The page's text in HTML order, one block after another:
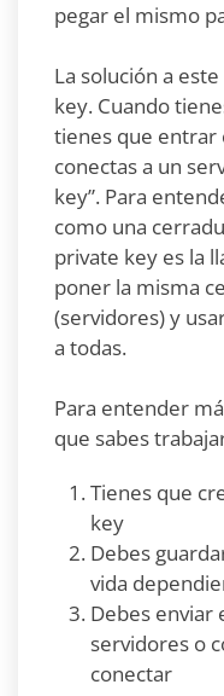
pegar el mismo
La solución a
key. Cuando
tienes que entrar
conectas a un
key”. Para
como una
private key es la
poner la misma
(servidores) y
a todas.
Para entender
que sabes
Tienes que
key
Debes
vida
Debes enviar
servidores o
conectar